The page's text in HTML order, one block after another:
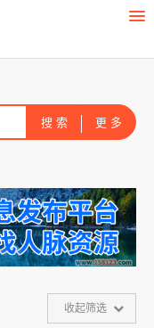
收起筛选